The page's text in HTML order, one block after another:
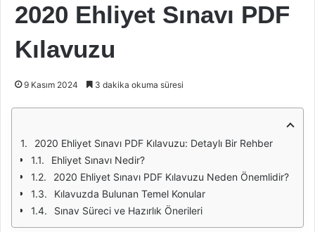
2020 Ehliyet Sınavı PDF
Kılavuzu
9 Kasım 2024 3 dakika okuma süresi
2020 Ehliyet Sınavı PDF Kılavuzu: Detaylı Bir Rehber
Ehliyet Sınavı Nedir?
2020 Ehliyet Sınavı PDF Kılavuzu Neden Önemlidir?
Kılavuzda Bulunan Temel Konular
Sınav Süreci ve Hazırlık Önerileri